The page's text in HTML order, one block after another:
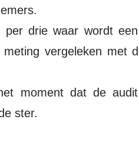
per drie waar wordt
meting vergeleken met
moment dat de
ster.